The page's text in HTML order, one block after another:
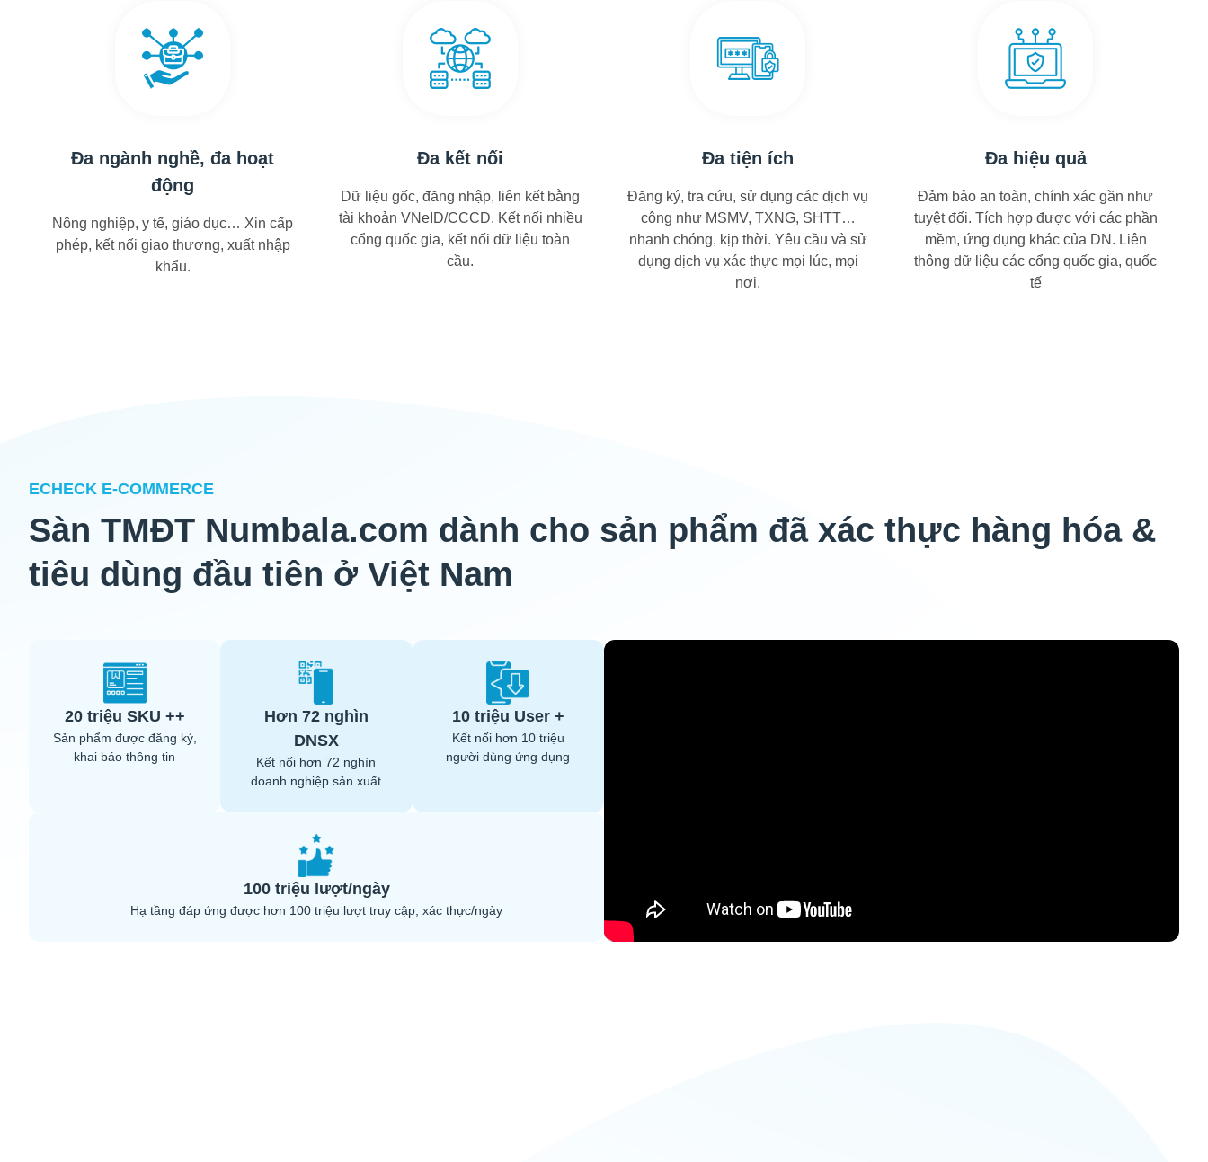
Đa ngành nghề, đa hoạt
động
Nông nghiệp, y tế, giáo dục… Xin cấp
phép, kết nối giao thương, xuất nhập
khẩu.
Đa kết nối
Dữ liệu gốc, đăng nhập, liên kết bằng
tài khoản VNeID/CCCD. Kết nối nhiều
cổng quốc gia, kết nối dữ liệu toàn
cầu.
Đa tiện ích
Đăng ký, tra cứu, sử dụng các dịch vụ
công như MSMV, TXNG, SHTT…
nhanh chóng, kịp thời. Yêu cầu và sử
dụng dịch vụ xác thực mọi lúc, mọi
nơi.
Đa hiệu quả
Đảm bảo an toàn, chính xác gần như
tuyệt đối. Tích hợp được với các phần
mềm, ứng dụng khác của DN. Liên
thông dữ liệu các cổng quốc gia, quốc
tế
ECHECK E-COMMERCE
Sàn TMĐT Numbala.com dành cho sản phẩm đã xác thực hàng hóa &
tiêu dùng đầu tiên ở Việt Nam
20 triệu SKU ++
Sản phẩm được đăng ký,
khai báo thông tin
Hơn 72 nghìn
DNSX
Kết nối hơn 72 nghìn
doanh nghiệp sản xuất
10 triệu User +
Kết nối hơn 10 triệu
người dùng ứng dụng
100 triệu lượt/ngày
Hạ tầng đáp ứng được hơn 100 triệu lượt truy cập, xác thực/ngày